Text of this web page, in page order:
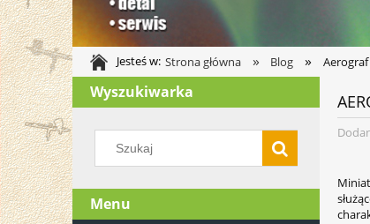
Jesteś w: Strona główna » Blog »
Wyszukiwarka
Menu